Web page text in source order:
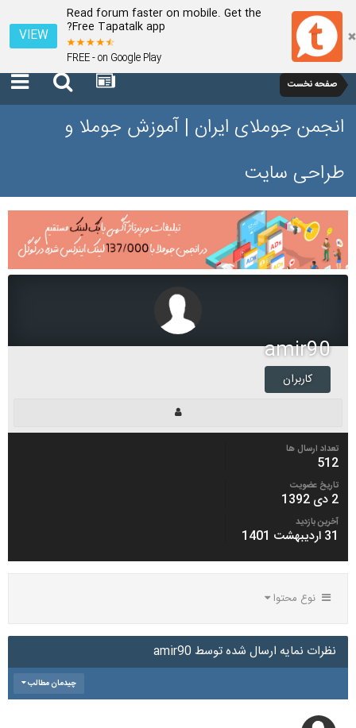
Read forum faster on mobile. Get the
Free Tapatalk app?
FREE - on Google Play
VIEW
صفحه نخست
انجمن جوملای ایران | آموزش جوملا و
طراحی سایت
amir90
کاربران
تعداد ارسال ها
512
تاریخ عضویت
2 دی 1392
آخرین بازدید
31 اردیبهشت 1401
نوع محتوا
نظرات نمایه ارسال شده توسط amir90
چیدمان مطالب